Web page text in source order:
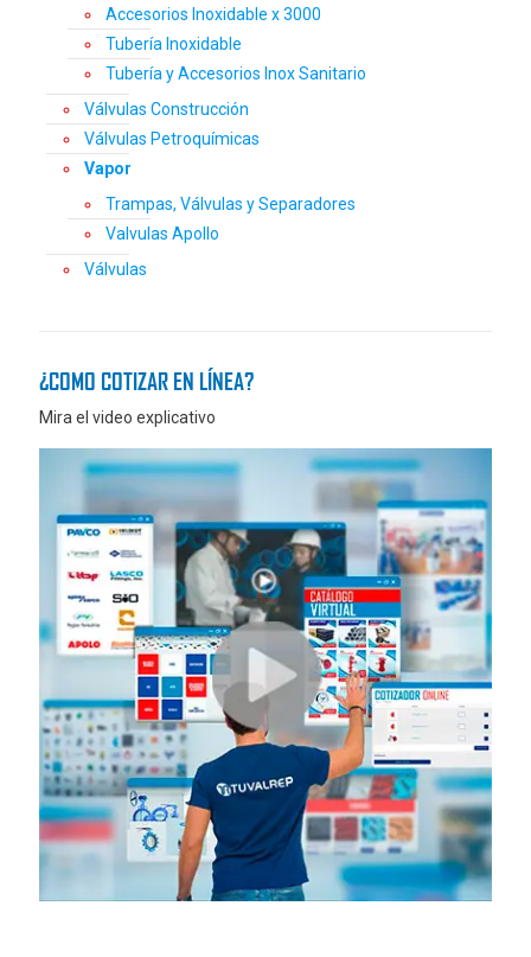
Accesorios Inoxidable x 3000
Tubería Inoxidable
Tubería y Accesorios Inox Sanitario
Válvulas Construcción
Válvulas Petroquímicas
Vapor
Trampas, Válvulas y Separadores
Valvulas Apollo
Válvulas
¿COMO COTIZAR EN LÍNEA?
Mira el video explicativo